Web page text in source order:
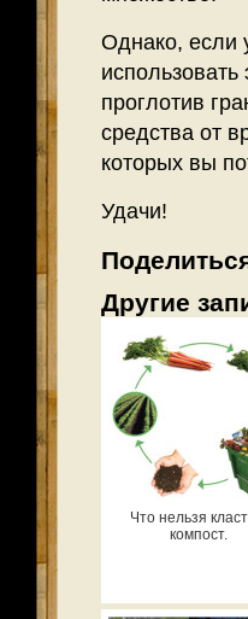
Однако, если
использовать
проглотив
средства от
которых вы
Удачи!
Другие
Что нельзя
компост.